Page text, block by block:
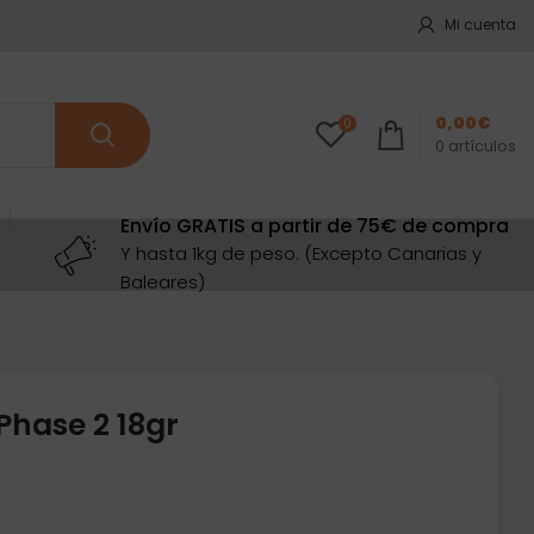
Mi cuenta
0
0 artículos
0,00€
Envío GRATIS a partir de 75€ de compra
Y hasta 1kg de peso. (Excepto Canarias y
Baleares)
2 18gr